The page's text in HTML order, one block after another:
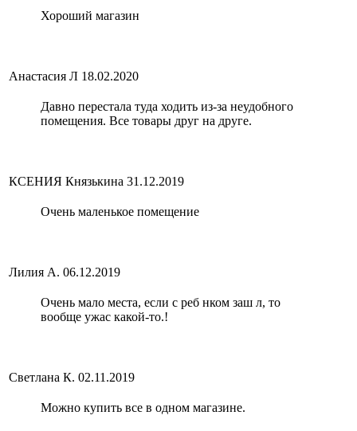
Хороший магазин
Анастасия Л 18.02.2020
Давно перестала туда ходить из-за неудобного
помещения. Все товары друг на друге.
КСЕНИЯ Князькина 31.12.2019
Очень маленькое помещение
Лилия А. 06.12.2019
Очень мало места, если с реб нком заш л, то
вообще ужас какой-то.!
Светлана К. 02.11.2019
Можно купить все в одном магазине.